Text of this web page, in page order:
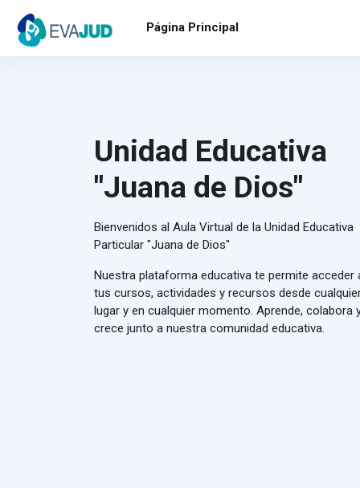
Página Principal
Unidad Educativa
"Juana de Dios"
Bienvenidos al Aula Virtual de la Unidad Educativa
Particular "Juana de Dios"
Nuestra plataforma educativa te permite acceder
tus cursos, actividades y recursos desde
lugar y en cualquier momento. Aprende, colabora
crece junto a nuestra comunidad educativa.